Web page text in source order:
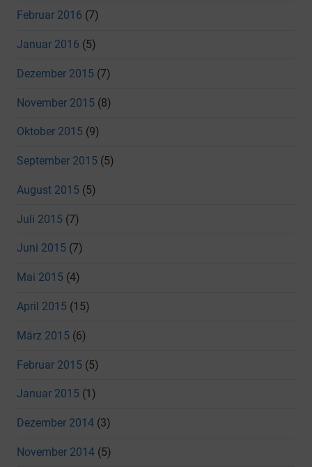
Februar 2016 (7)
Januar 2016 (5)
Dezember 2015 (7)
November 2015 (8)
Oktober 2015 (9)
September 2015 (5)
August 2015 (5)
Juli 2015 (7)
Juni 2015 (7)
Mai 2015 (4)
April 2015 (15)
März 2015 (6)
Februar 2015 (5)
Januar 2015 (1)
Dezember 2014 (3)
November 2014 (5)